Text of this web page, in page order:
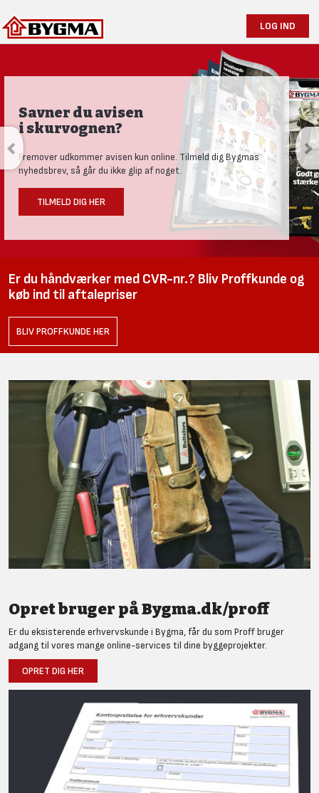
LOG IND
Savner du avisen
i skurvognen?
Fremover udkommer avisen kun online. Tilmeld dig Bygmas
nyhedsbrev, så går du ikke glip af noget.
TILMELD DIG HER
Er du håndværker med CVR-nr.? Bliv Proffkunde og
køb ind til aftalepriser
BLIV PROFFKUNDE HER
Opret bruger på Bygma.dk/proff
Er du eksisterende erhvervskunde i Bygma, får du som Proff bruger
adgang til vores mange online-services til dine byggeprojekter.
OPRET DIG HER